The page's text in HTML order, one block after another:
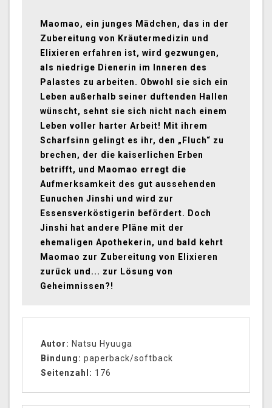
Maomao, ein junges Mädchen, das in der
Zubereitung von Kräutermedizin und
Elixieren erfahren ist, wird gezwungen,
als niedrige Dienerin im Inneren des
Palastes zu arbeiten. Obwohl sie sich ein
Leben außerhalb seiner duftenden Hallen
wünscht, sehnt sie sich nicht nach einem
Leben voller harter Arbeit! Mit ihrem
Scharfsinn gelingt es ihr, den „Fluch“ zu
brechen, der die kaiserlichen Erben
betrifft, und Maomao erregt die
Aufmerksamkeit des gut aussehenden
Eunuchen Jinshi und wird zur
Essensverköstigerin befördert. Doch
Jinshi hat andere Pläne mit der
ehemaligen Apothekerin, und bald kehrt
Maomao zur Zubereitung von Elixieren
zurück und... zur Lösung von
Geheimnissen?!
Autor: Natsu Hyuuga
Bindung: paperback/softback
Seitenzahl: 176